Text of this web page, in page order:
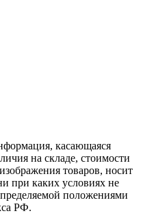
касающаяся
на складе, стоимости
товаров, носит
при каких условиях не
положениями
РФ.